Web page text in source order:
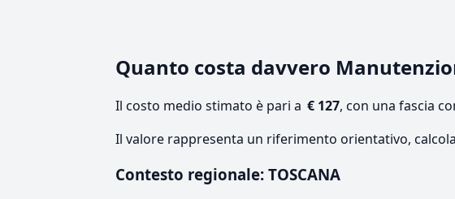
Quanto costa davvero
Il costo medio stimato è pari a € 127, con una fascia
Il valore rappresenta un riferimento orientativo,
Contesto regionale: TOSCANA